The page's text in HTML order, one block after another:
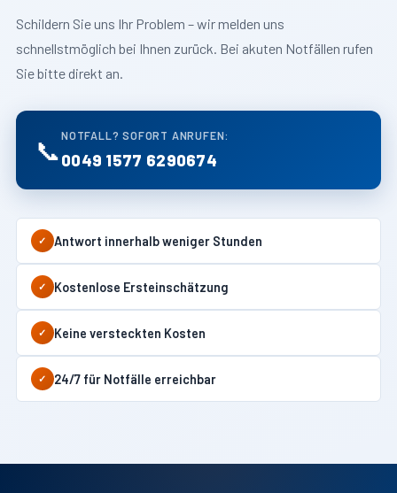
Schildern Sie uns Ihr Problem – wir melden uns
schnellstmöglich bei Ihnen zurück. Bei akuten Notfällen rufen
Sie bitte direkt an.
📞 NOTFALL? SOFORT ANRUFEN:
0049 1577 6290674
✓ Antwort innerhalb weniger Stunden
✓ Kostenlose Ersteinschätzung
✓ Keine versteckten Kosten
✓ 24/7 für Notfälle erreichbar